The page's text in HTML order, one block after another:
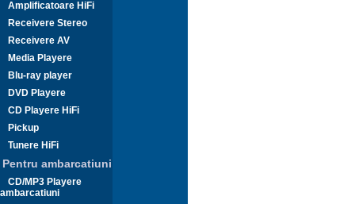
Amplificatoare HiFi
Receivere Stereo
Receivere AV
Media Playere
Blu-ray player
DVD Playere
CD Playere HiFi
Pickup
Tunere HiFi
Pentru ambarcatiuni
CD/MP3 Playere
ambarcatiuni